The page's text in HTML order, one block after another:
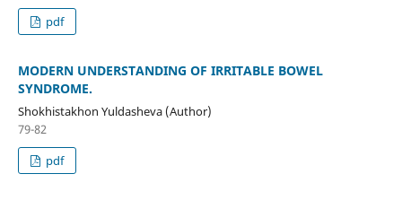
pdf
MODERN UNDERSTANDING OF IRRITABLE BOWEL
SYNDROME.
Shokhistakhon Yuldasheva (Author)
79-82
pdf